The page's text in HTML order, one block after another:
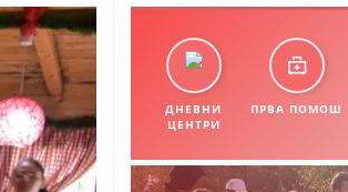
ДНЕВНИ
ЦЕНТРИ
ПРВА ПОМОШ